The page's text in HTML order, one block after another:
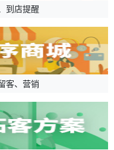
到店提醒
客、营销